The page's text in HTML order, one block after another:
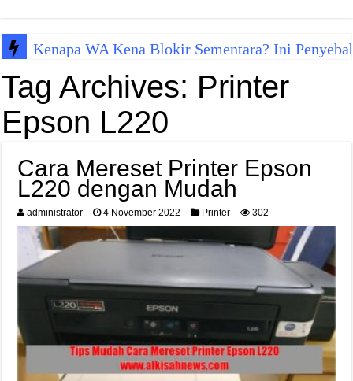
Kenapa WA Kena Blokir Sementara? Ini
Tag Archives: Printer
Epson L220
Cara Mereset Printer Epson
L220 dengan Mudah
administrator 4 November 2022 Printer 302